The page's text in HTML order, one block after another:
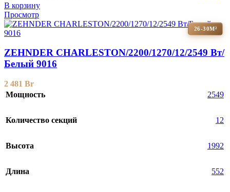
В корзину
Просмотр
26-30М²
ZEHNDER CHARLESTON/2200/1270/12/2549 Вт/
Белый 9016
2 481 Br
Мощность
2549
Количество секций 12
Высота 1992
Длина 552